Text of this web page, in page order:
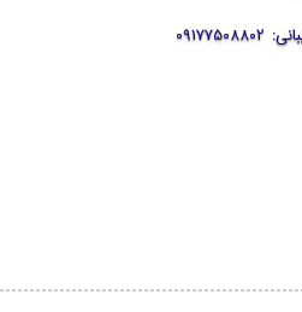
09177508802